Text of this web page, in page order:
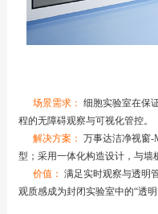
场景需求： 细胞实验室在保
程的无障碍观察与可视化管控。
解决方案： 万事达洁净视窗-
型；采用一体化构造设计，与墙
价值： 满足实时观察与透明
观质感成为封闭实验室中的“透明